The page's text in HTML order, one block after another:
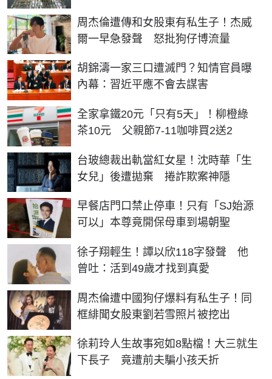
周杰倫遭傳和女股東有私生子！杰威
爾一早急發聲 怒批狗仔博流量
胡錦濤一家三口遭滅門？知情官員曝
內幕：習近平應不會去謀害
全家拿鐵20元「只有5天」！柳橙綠
茶10元 父親節7-11咖啡買2送2
台玻總裁出軌當紅女星！沈時華「生
女兒」後遭拋棄 捲詐欺案神隱
早餐店門口禁止停車！只有「SJ始源
可以」本尊竟開保母車到場朝聖
徐子翔輕生！譚以欣118字發聲 他
曾吐：活到49歲才找到真愛
周杰倫遭中國狗仔爆料有私生子！同
框緋聞女股東劉若雪照片被挖出
徐莉玲人生故事宛如8點檔！大三就生
下長子 竟遭前夫騙小孩夭折